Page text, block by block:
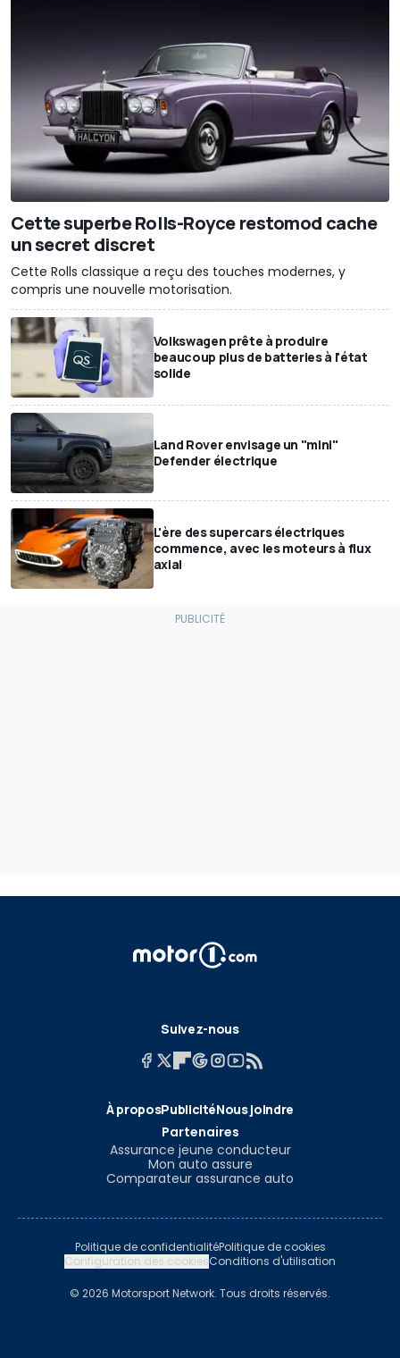
Cette superbe Rolls-Royce restomod cache
un secret discret
Cette Rolls classique a reçu des touches modernes, y
compris une nouvelle motorisation.
Volkswagen prête à produire
beaucoup plus de batteries à l'état
solide
Land Rover envisage un "mini"
Defender électrique
L'ère des supercars électriques
commence, avec les moteurs à flux
axial
Suivez-nous
À proposPublicitéNous joindre
Partenaires
Assurance jeune conducteur
Mon auto assure
Comparateur assurance auto
Politique de confidentialitéPolitique de cookies
Configuration des cookiesConditions d'utilisation
© 2026 Motorsport Network. Tous droits réservés.